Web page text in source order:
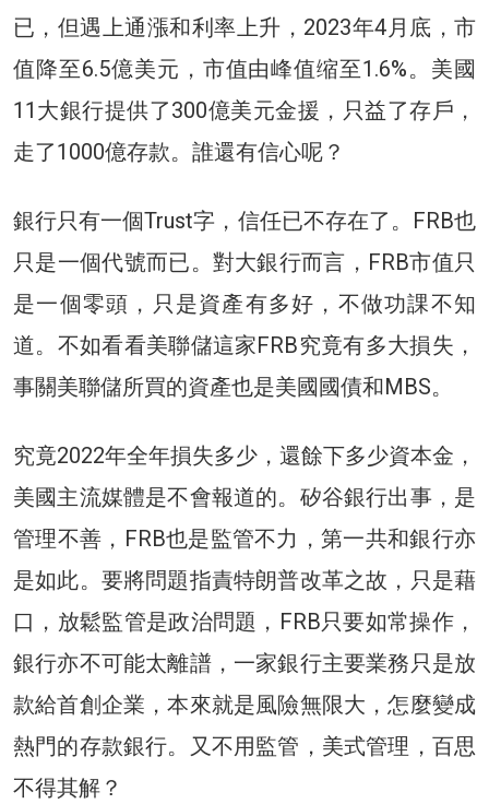
已，但遇上通漲和利率上升，2023年4月底，市
值降至6.5億美元，市值由峰值缩至1.6%。美國
11大銀行提供了300億美元金援，只益了存戶，
走了1000億存款。誰還有信心呢？
銀行只有一個Trust字，信任已不存在了。FRB也
只是一個代號而已。對大銀行而言，FRB市值只
是一個零頭，只是資產有多好，不做功課不知
道。不如看看美聯儲這家FRB究竟有多大損失，
事關美聯儲所買的資產也是美國國債和MBS。
究竟2022年全年損失多少，還餘下多少資本金，
美國主流媒體是不會報道的。矽谷銀行出事，是
管理不善，FRB也是監管不力，第一共和銀行亦
是如此。要將問題指責特朗普改革之故，只是藉
口，放鬆監管是政治問題，FRB只要如常操作，
銀行亦不可能太離譜，一家銀行主要業務只是放
款給首創企業，本來就是風險無限大，怎麼變成
熱門的存款銀行。又不用監管，美式管理，百思
不得其解？